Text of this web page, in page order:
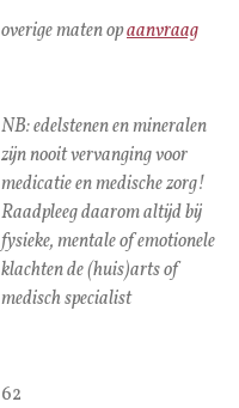
overige maten opaanvraag
NB: edelstenen en mineralen
zijn nooit vervanging voor
medicatie en medische zorg!
Raadpleeg daarom altijd bij
fysieke, mentale of emotionele
klachten de (huis)arts of
medisch specialist
62